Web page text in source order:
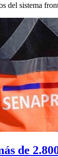
del sistema
de